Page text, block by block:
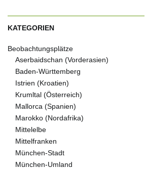
KATEGORIEN
Beobachtungsplätze
Aserbaidschan (Vorderasien)
Baden-Württemberg
Istrien (Kroatien)
Krumltal (Österreich)
Mallorca (Spanien)
Marokko (Nordafrika)
Mittelelbe
Mittelfranken
München-Stadt
München-Umland